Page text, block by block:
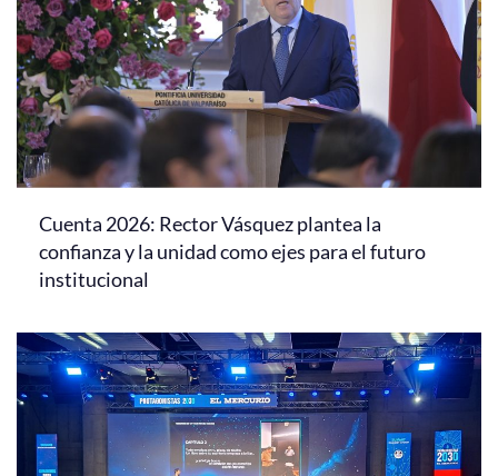
Cuenta 2026: Rector Vásquez plantea la
confianza y la unidad como ejes para el futuro
institucional